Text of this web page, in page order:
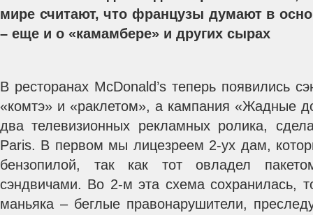
мире считают, что французы думают в
– еще и о «камамбере» и других сырах
В ресторанах McDonald’s теперь появились
«комтэ» и «раклетом», а кампания «Жадные
два телевизионных рекламных ролика,
Paris. В первом мы лицезреем 2-ух дам,
бензопилой, так как тот овладел
сэндвичами. Во 2-м эта схема сохранилась,
маньяка – беглые правонарушители,